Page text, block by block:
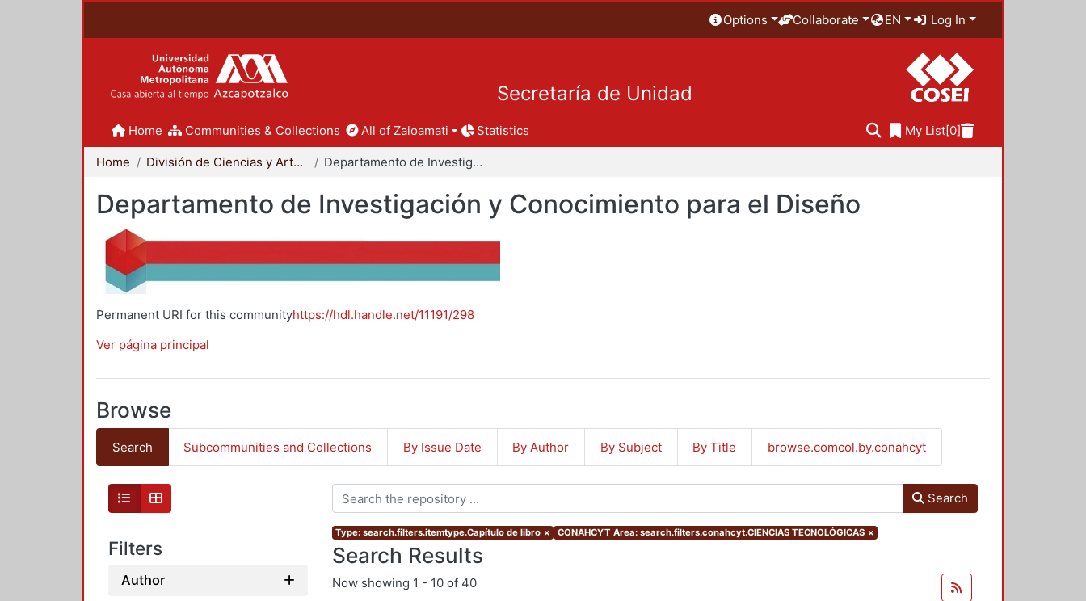
Options Collaborate EN Log In
Secretaría de Unidad
Home Communities & Collections All of Zaloamati Statistics My List[0]
Home División de Ciencias y Artes para el Diseño Departamento de Investigación y Conocimiento para el Diseño
Departamento de Investigación y Conocimiento para el Diseño
Permanent URI for this communityhttps://hdl.handle.net/11191/298
Ver página principal
Browse
Search Subcommunities and Collections By Issue Date By Author By Subject By Title browse.comcol.by.conahcyt
Filters
Author
Search
Type: search.filters.itemtype.Capítulo de libro × CONAHCYT Area: search.filters.conahcyt.CIENCIAS TECNOLÓGICAS ×
Search Results
Now showing 1 - 10 of 40